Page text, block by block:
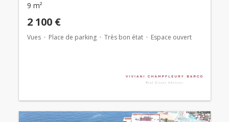
9 m²
2 100 €
Vues Place de parking Très bon état Espace ouvert